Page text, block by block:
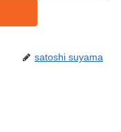
satoshi suyama